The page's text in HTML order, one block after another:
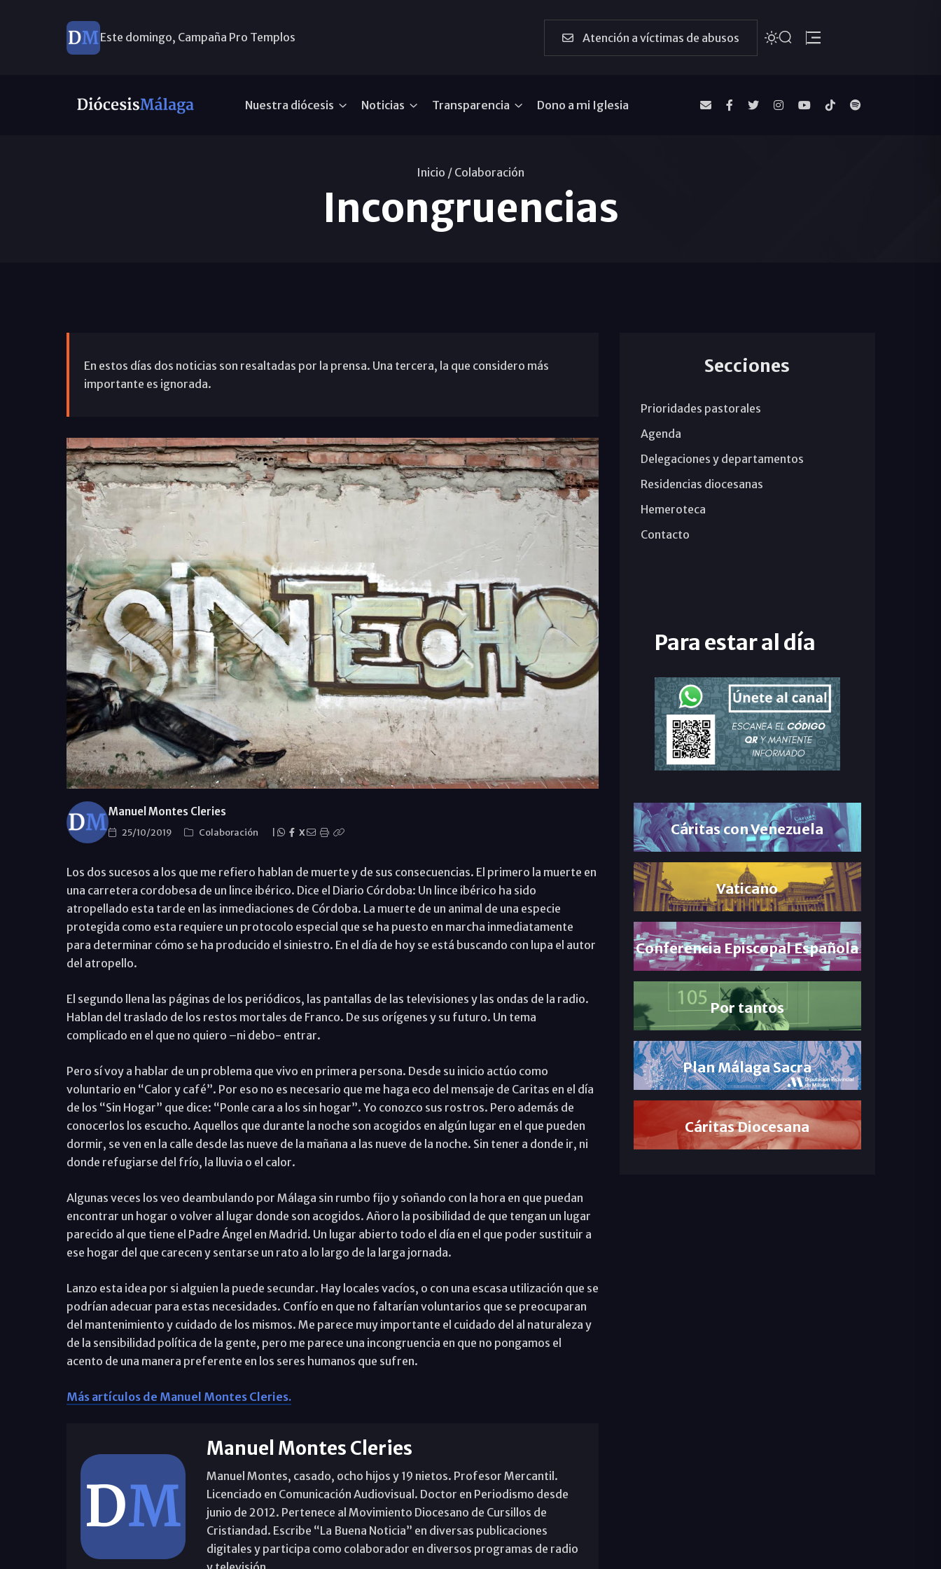
Este domingo, Campaña Pro Templos Atención a víctimas de abusos
Nuestra diócesis Noticias Transparencia Dono a mi Iglesia
Inicio / Colaboración
Incongruencias
En estos días dos noticias son resaltadas por la prensa. Una tercera, la que considero más
importante es ignorada.
Manuel Montes Cleries
25/10/2019 Colaboración X
Los dos sucesos a los que me refiero hablan de muerte y de sus consecuencias. El primero la muerte en
una carretera cordobesa de un lince ibérico. Dice el Diario Córdoba: Un lince ibérico ha sido
atropellado esta tarde en las inmediaciones de Córdoba. La muerte de un animal de una especie
protegida como esta requiere un protocolo especial que se ha puesto en marcha inmediatamente
para determinar cómo se ha producido el siniestro. En el día de hoy se está buscando con lupa el autor
del atropello.
El segundo llena las páginas de los periódicos, las pantallas de las televisiones y las ondas de la radio.
Hablan del traslado de los restos mortales de Franco. De sus orígenes y su futuro. Un tema
complicado en el que no quiero –ni debo- entrar.
Pero sí voy a hablar de un problema que vivo en primera persona. Desde su inicio actúo como
voluntario en “Calor y café”. Por eso no es necesario que me haga eco del mensaje de Caritas en el día
de los “Sin Hogar” que dice: “Ponle cara a los sin hogar”. Yo conozco sus rostros. Pero además de
conocerlos los escucho. Aquellos que durante la noche son acogidos en algún lugar en el que pueden
dormir, se ven en la calle desde las nueve de la mañana a las nueve de la noche. Sin tener a donde ir, ni
donde refugiarse del frío, la lluvia o el calor.
Algunas veces los veo deambulando por Málaga sin rumbo fijo y soñando con la hora en que puedan
encontrar un hogar o volver al lugar donde son acogidos. Añoro la posibilidad de que tengan un lugar
parecido al que tiene el Padre Ángel en Madrid. Un lugar abierto todo el día en el que poder sustituir a
ese hogar del que carecen y sentarse un rato a lo largo de la larga jornada.
Lanzo esta idea por si alguien la puede secundar. Hay locales vacíos, o con una escasa utilización que se
podrían adecuar para estas necesidades. Confío en que no faltarían voluntarios que se preocuparan
del mantenimiento y cuidado de los mismos. Me parece muy importante el cuidado del al naturaleza y
de la sensibilidad política de la gente, pero me parece una incongruencia en que no pongamos el
acento de una manera preferente en los seres humanos que sufren.
Más artículos de Manuel Montes Cleries.
Manuel Montes Cleries
Manuel Montes, casado, ocho hijos y 19 nietos. Profesor Mercantil.
Licenciado en Comunicación Audiovisual. Doctor en Periodismo desde
junio de 2012. Pertenece al Movimiento Diocesano de Cursillos de
Cristiandad. Escribe “La Buena Noticia” en diversas publicaciones
digitales y participa como colaborador en diversos programas de radio
Secciones
Prioridades pastorales
Agenda
Delegaciones y departamentos
Residencias diocesanas
Hemeroteca
Contacto
Para estar al día
Cáritas con Venezuela
Vaticano
Conferencia Episcopal Española
Por tantos
Plan Málaga Sacra
Cáritas Diocesana